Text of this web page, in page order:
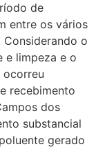
de
entre os vários
o
e limpeza e o
ocorreu
recebimento
dos
substancial
gerado